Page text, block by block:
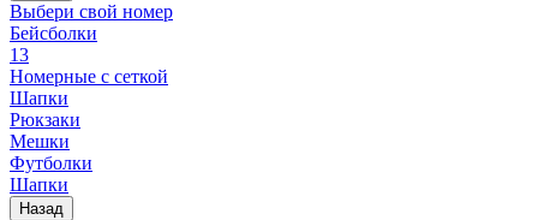
Выбери свой номер
Бейсболки
13
Номерные с сеткой
Шапки
Рюкзаки
Мешки
Футболки
Шапки
Назад